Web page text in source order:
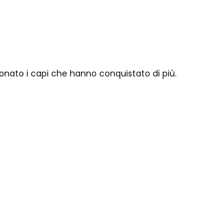
i capi che hanno conquistato di più.